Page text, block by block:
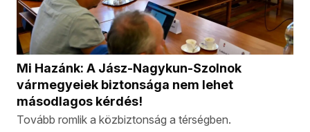
Mi Hazánk: A Jász-Nagykun-Szolnok
vármegyeiek biztonsága nem lehet
másodlagos kérdés!
Tovább romlik a közbiztonság a térségben.